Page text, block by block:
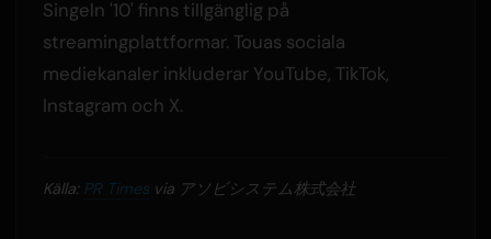
Singeln '10' finns tillgänglig på
streamingplattformar. Touas sociala
mediekanaler inkluderar YouTube, TikTok,
Instagram och X.
Källa: PR Timesvia アソビシステム株式会社